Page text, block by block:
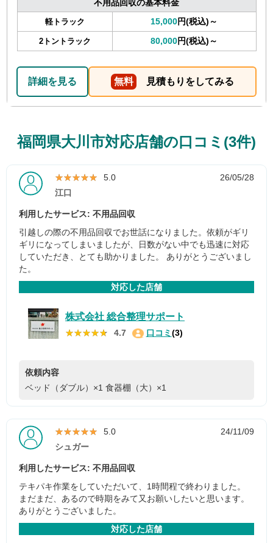
不用品回収の基本料金
軽トラック 15,000円(税込)～
2トントラック 80,000円(税込)～
詳細を見る 無料 見積もりをしてみる
福岡県大川市対応店舗の口コミ(3件)
★★★★★
★★★★★ 5.0
26/05/28
江口
利用したサービス: 不用品回収
引越しの際の不用品回収でお世話になりました。依頼がギリ
ギリになってしまいましたが、日数がない中でも迅速に対応
していただき、とても助かりました。 ありがとうございまし
た。
対応した店舗
株式会社 総合整理サポート
★★★★★
★★★★★ 4.7 口コミ (3)
依頼内容
ベッド（ダブル）×1 食器棚（大）×1
★★★★★
★★★★★ 5.0
24/11/09
シュガー
利用したサービス: 不用品回収
テキパキ作業をしていただいて、1時間程で終わりました。
まだまだ、あるので時期をみて又お願いしたいと思います。
ありがとうございました。
対応した店舗